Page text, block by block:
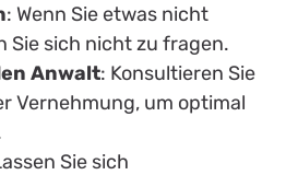
: Wenn Sie etwas nicht
Sie sich nicht zu fragen.
Anwalt: Konsultieren Sie
Vernehmung, um optimal
Sie sich